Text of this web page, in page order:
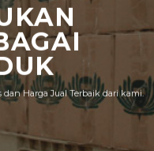
dan Harga Jual Terbaik dari kami.